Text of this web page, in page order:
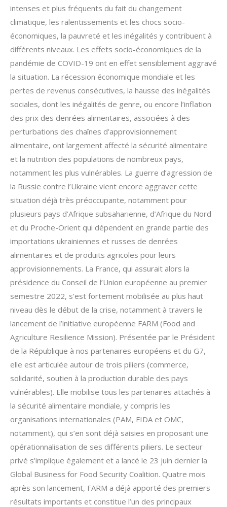
intenses et plus fréquents du fait du changement
climatique, les ralentissements et les chocs socio-
économiques, la pauvreté et les inégalités y contribuent à
différents niveaux. Les effets socio-économiques de la
pandémie de COVID-19 ont en effet sensiblement aggravé
la situation. La récession économique mondiale et les
pertes de revenus consécutives, la hausse des inégalités
sociales, dont les inégalités de genre, ou encore l’inflation
des prix des denrées alimentaires, associées à des
perturbations des chaînes d’approvisionnement
alimentaire, ont largement affecté la sécurité alimentaire
et la nutrition des populations de nombreux pays,
notamment les plus vulnérables. La guerre d’agression de
la Russie contre l’Ukraine vient encore aggraver cette
situation déjà très préoccupante, notamment pour
plusieurs pays d’Afrique subsaharienne, d’Afrique du Nord
et du Proche-Orient qui dépendent en grande partie des
importations ukrainiennes et russes de denrées
alimentaires et de produits agricoles pour leurs
approvisionnements. La France, qui assurait alors la
présidence du Conseil de l’Union européenne au premier
semestre 2022, s’est fortement mobilisée au plus haut
niveau dès le début de la crise, notamment à travers le
lancement de l’initiative européenne FARM (Food and
Agriculture Resilience Mission). Présentée par le Président
de la République à nos partenaires européens et du G7,
elle est articulée autour de trois piliers (commerce,
solidarité, soutien à la production durable des pays
vulnérables). Elle mobilise tous les partenaires attachés à
la sécurité alimentaire mondiale, y compris les
organisations internationales (PAM, FIDA et OMC,
notamment), qui s’en sont déjà saisies en proposant une
opérationnalisation de ses différents piliers. Le secteur
privé s’implique également et a lancé le 23 juin dernier la
Global Business for Food Security Coalition. Quatre mois
après son lancement, FARM a déjà apporté des premiers
résultats importants et constitue l’un des principaux